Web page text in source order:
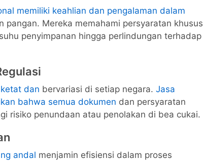
memiliki keahlian dan pengalaman dalam
pangan. Mereka memahami persyaratan khusus
penyimpanan hingga perlindungan terhadap
dan bervariasi di setiap negara. Jasa
bahwa semua dokumen dan persyaratan
risiko penundaan atau penolakan di bea cukai.
andal menjamin efisiensi dalam proses